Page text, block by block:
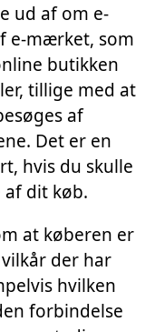
ud af om e-
e-mærket, som
butikken
tillige med at
af
Det er en
hvis du skulle
dit køb.
at køberen er
der har
hvilken
forbindelse